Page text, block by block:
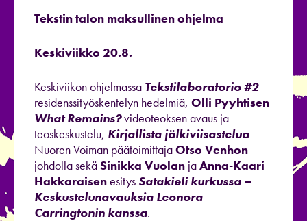
Tekstin talon maksullinen ohjelma
Keskiviikko 20.8.
Keskiviikon ohjelmassa Tekstilaboratorio #2
residenssityöskentelyn hedelmiä, Olli Pyyhtisen
What Remains?videoteoksen avaus ja
teoskeskustelu, Kirjallista jälkiviisastelua
Nuoren Voiman päätoimittajaOtso Venhon
johdolla sekäSinikka Vuolan jaAnna-Kaari
Hakkaraisenesitys Satakieli kurkussa –
Keskustelunavauksia Leonora
Carringtonin kanssa.